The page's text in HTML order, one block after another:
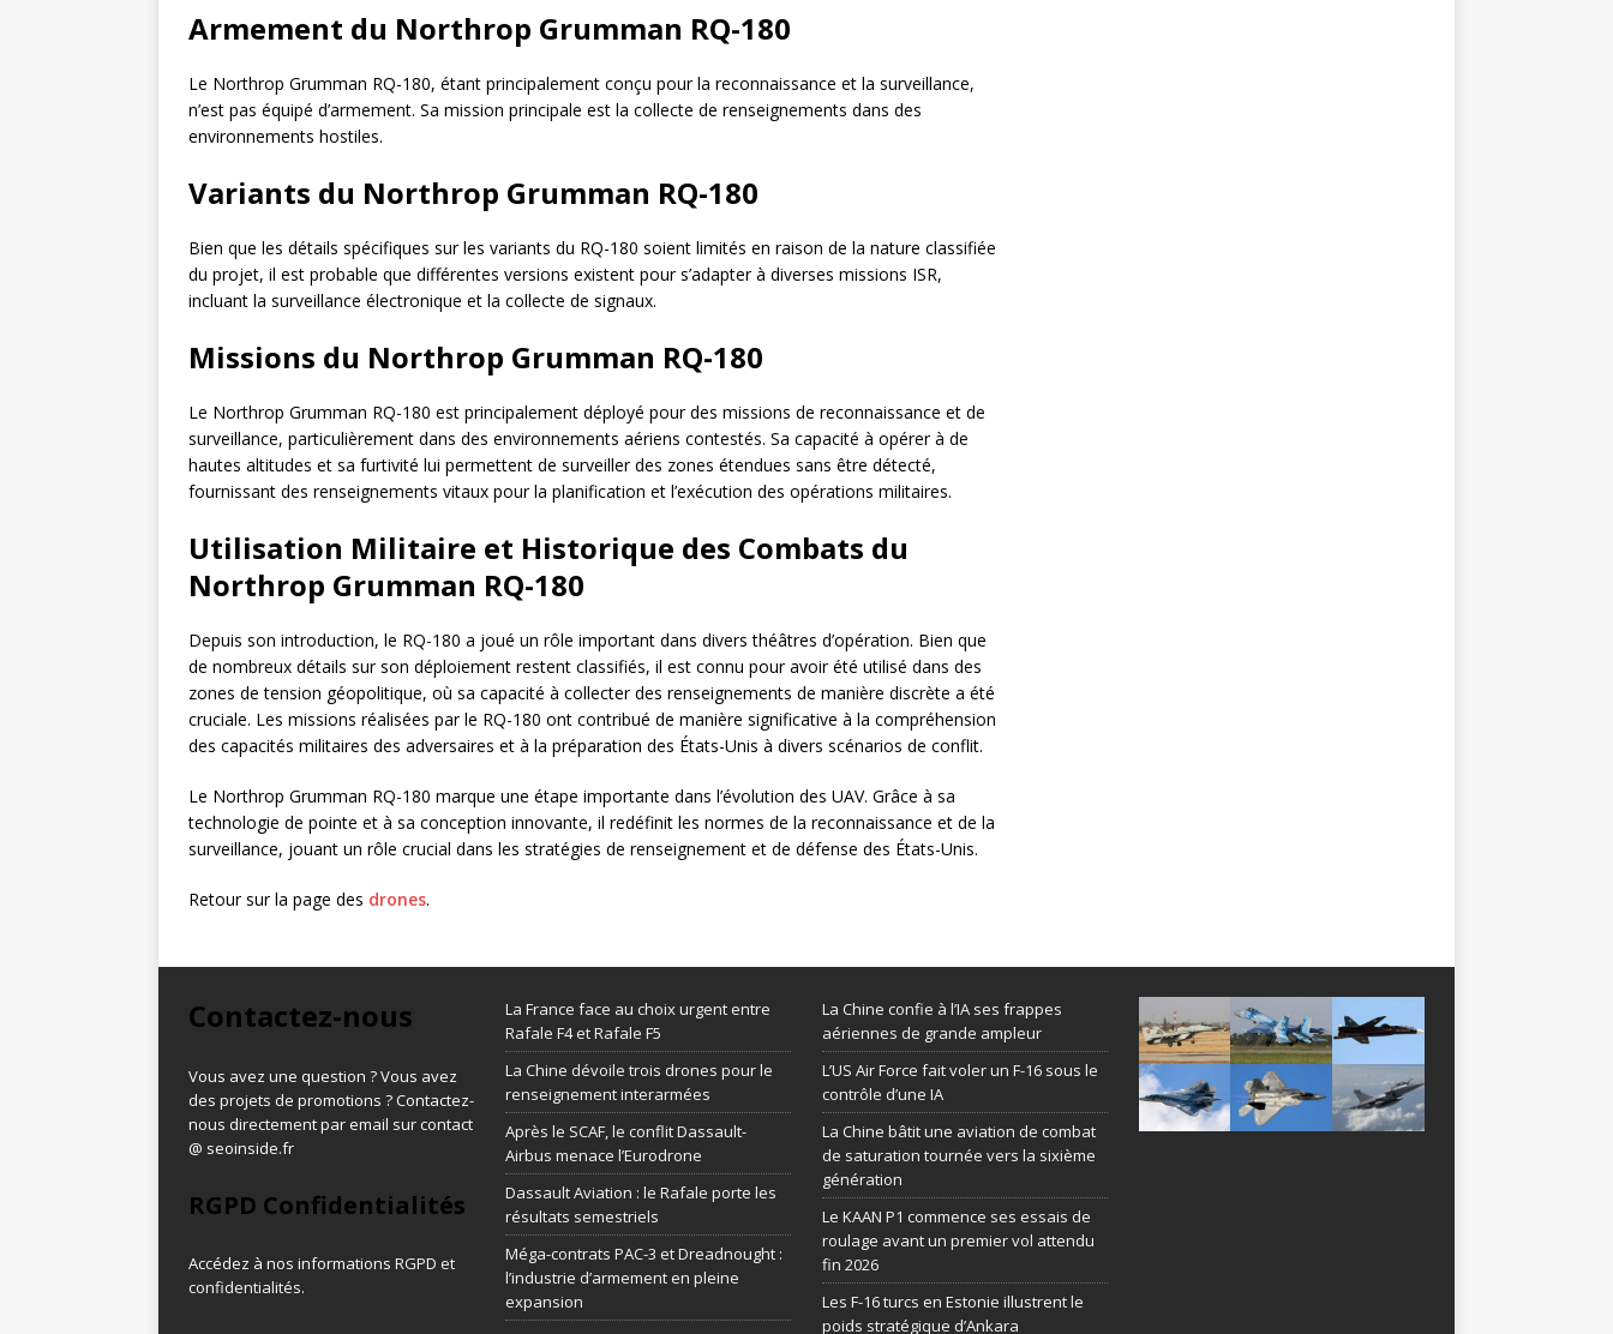
Armement du Northrop Grumman RQ-180
Le Northrop Grumman RQ-180, étant principalement conçu pour la reconnaissance et la surveillance,
n’est pas équipé d’armement. Sa mission principale est la collecte de renseignements dans des
environnements hostiles.
Variants du Northrop Grumman RQ-180
Bien que les détails spécifiques sur les variants du RQ-180 soient limités en raison de la nature classifiée
du projet, il est probable que différentes versions existent pour s’adapter à diverses missions ISR,
incluant la surveillance électronique et la collecte de signaux.
Missions du Northrop Grumman RQ-180
Le Northrop Grumman RQ-180 est principalement déployé pour des missions de reconnaissance et de
surveillance, particulièrement dans des environnements aériens contestés. Sa capacité à opérer à de
hautes altitudes et sa furtivité lui permettent de surveiller des zones étendues sans être détecté,
fournissant des renseignements vitaux pour la planification et l’exécution des opérations militaires.
Utilisation Militaire et Historique des Combats du
Northrop Grumman RQ-180
Depuis son introduction, le RQ-180 a joué un rôle important dans divers théâtres d’opération. Bien que
de nombreux détails sur son déploiement restent classifiés, il est connu pour avoir été utilisé dans des
zones de tension géopolitique, où sa capacité à collecter des renseignements de manière discrète a été
cruciale. Les missions réalisées par le RQ-180 ont contribué de manière significative à la compréhension
des capacités militaires des adversaires et à la préparation des États-Unis à divers scénarios de conflit.
Le Northrop Grumman RQ-180 marque une étape importante dans l’évolution des UAV. Grâce à sa
technologie de pointe et à sa conception innovante, il redéfinit les normes de la reconnaissance et de la
surveillance, jouant un rôle crucial dans les stratégies de renseignement et de défense des États-Unis.
Retour sur la page des drones.
Contactez-nous
Vous avez une question ? Vous avez
des projets de promotions ? Contactez-
nous directement par email sur contact
@ seoinside.fr
RGPD Confidentialités
Accédez à nos informations RGPD et
confidentialités.
La France face au choix urgent entre
Rafale F4 et Rafale F5
La Chine dévoile trois drones pour le
renseignement interarmées
Après le SCAF, le conflit Dassault-
Airbus menace l’Eurodrone
Dassault Aviation : le Rafale porte les
résultats semestriels
Méga-contrats PAC-3 et Dreadnought :
l’industrie d’armement en pleine
expansion
La Chine confie à l’IA ses frappes
aériennes de grande ampleur
L’US Air Force fait voler un F-16 sous le
contrôle d’une IA
La Chine bâtit une aviation de combat
de saturation tournée vers la sixième
génération
Le KAAN P1 commence ses essais de
roulage avant un premier vol attendu
fin 2026
Les F-16 turcs en Estonie illustrent le
poids stratégique d’Ankara